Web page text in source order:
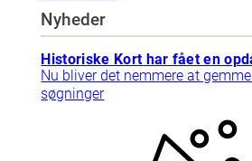
Nyheder
Historiske Kort har fået en
Nu bliver det nemmere at
søgninger